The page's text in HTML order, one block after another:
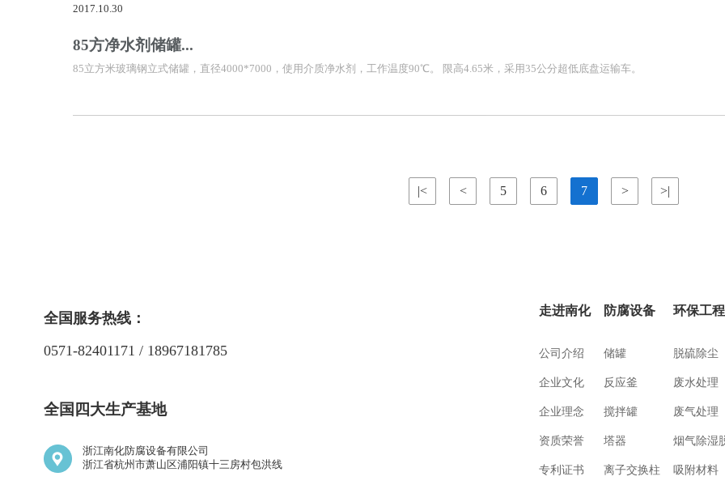
2017.10.30
85方净水剂储罐...
85立方米玻璃钢立式储罐，直径4000*7000，使用介质净水剂，工作温度90℃。 限高4.65米，采用35公分超低底盘运输车。
|< < 5 6 7 > >|
全国服务热线：
0571-82401171 / 18967181785
全国四大生产基地
浙江南化防腐设备有限公司
浙江省杭州市萧山区浦阳镇十三房村包洪线
走进南化
公司介绍
企业文化
企业理念
资质荣誉
专利证书
防腐设备
储罐
反应釜
搅拌罐
塔器
离子交换柱
环保工程
脱硫除尘
废水处理
废气处理
烟气除湿
吸附材料